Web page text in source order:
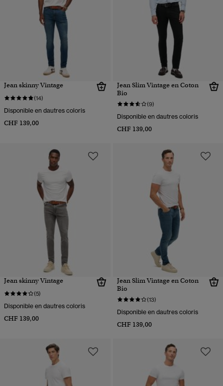
Jean skinny Vintage
(14)
Disponible en dautres coloris
CHF 139,00
Jean Slim Vintage en Coton
Bio
(9)
Disponible en dautres coloris
CHF 139,00
Jean skinny Vintage
(5)
Disponible en dautres coloris
CHF 139,00
Jean Slim Vintage en Coton
Bio
(13)
Disponible en dautres coloris
CHF 139,00